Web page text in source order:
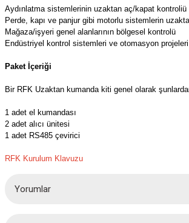
Ölçüm Cihazları)
/ Endoskop Kameralar
Muayene Cihazları)
Aydınlatma sistemlerinin uzaktan aç/kapat kontroliü
Perde, kapı ve panjur gibi motorlu sistemlerin
Mağaza/işyeri genel alanlarının bölgesel kontrolü
Endüstriyel kontrol sistemleri ve otomasyon projeleri
Paket İçeriği
Bir RFK Uzaktan kumanda kiti genel olarak
1 adet el kumandası
2 adet alıcı ünitesi
1 adet RS485 çevirici
RFK Kurulum Klavuzu
Yorumlar